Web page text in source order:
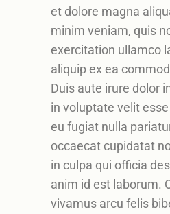
et dolore magna
minim veniam, quis
exercitation ullamco
aliquip ex ea
Duis aute irure dolor
in voluptate velit
eu fugiat nulla
occaecat cupidatat
in culpa qui officia
anim id est laborum.
vivamus arcu felis